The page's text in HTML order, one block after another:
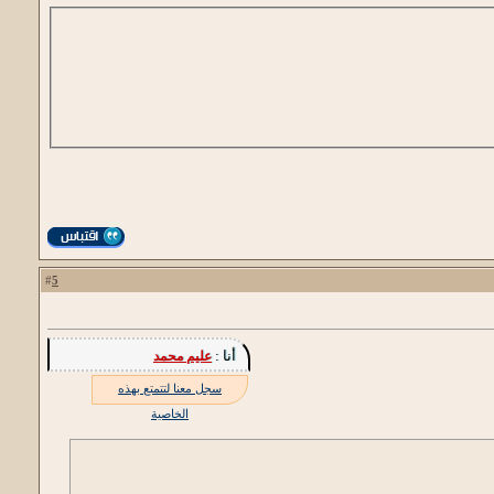
5
أنا :عليم محمد
سجل معنا لتتمتع بهذه
الخاصية